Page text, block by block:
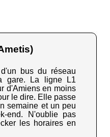
bus du réseau
gare. La ligne L1
d'Amiens en moins
le dire. Elle passe
semaine et un peu
end. N'oublie pas
les horaires en